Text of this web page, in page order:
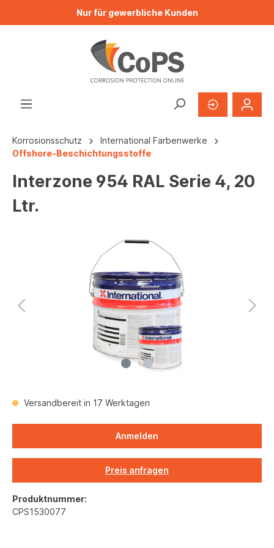
Nur für gewerbliche Kunden
Korrosionsschutz
International Farbenwerke
Offshore-Beschichtungsstoffe
Interzone 954 RAL Serie 4, 20
Ltr.
Versandbereit in 17 Werktagen
Anmelden
Preis anfragen
Produktnummer:
CPS1530077